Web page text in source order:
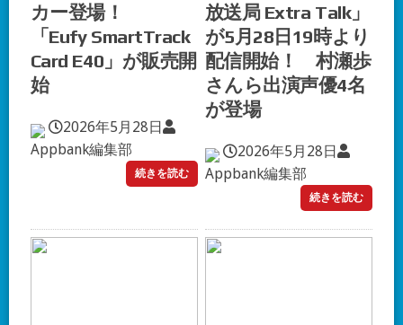
カー登場！
「Eufy SmartTrack
Card E40」が販売開
始
2026年5月28日
Appbank編集部
続きを読む
放送局 Extra Talk」
が5月28日19時より
配信開始！ 村瀬歩
さんら出演声優4名
が登場
2026年5月28日
Appbank編集部
続きを読む